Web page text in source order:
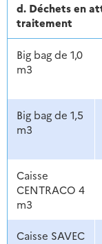
d. Déchets en
traitement
Big bag de 1,0
m3
Big bag de 1,5
m3
Caisse
CENTRACO 4
m3
Caisse SAVEC